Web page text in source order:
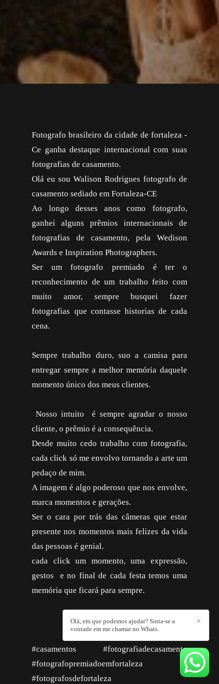
Fotografo brasileiro da cidade de fortaleza -
Ce ganha destaque internacional com suas
fotografias de casamento.
Olá eu sou Walison Rodrigues fotografo de
casamento sediado em Fortaleza-CE
Ao longo desses anos como fotografo,
ganhei alguns prêmios internacionais de
fotografias de casamento, pela Wedison
Awards e Inspiration Photographers.
Ser um fotografo premiado é ter o
reconhecimento de um trabalho feito com
muito amor, sempre busquei fazer
fotografias que contasse historias de cada
cena.
Sempre trabalho duro, suo a camisa para
entregar sempre a melhor memória daquele
momento único dos meus clientes.
Nosso intuito é sempre agradar o nosso
cliente, o prêmio é a consequência.
Desde muito cedo trabalho com fotografia,
cada click só me envolvo tornando a arte um
pedaço de mim.
A imagem é algo poderoso que nos envolve,
marca momentos e gerações.
Ser o cara por trás das câmeras que estar
presente nos momentos mais felizes da vida
das pessoas é genial.
cada click um momento, uma expressão,
gestos e no final de cada festa temos uma
memória que ficará para sempre.
#casamentos #fotografiadecasamento
#fotografopremiadoemfortaleza
#fotografosdefortaleza
✕
Olá, em que podemos ajudar? Sinta-se a
vontade em me chamar no Whats.